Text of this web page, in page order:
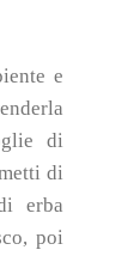
e
di
di
erba
poi